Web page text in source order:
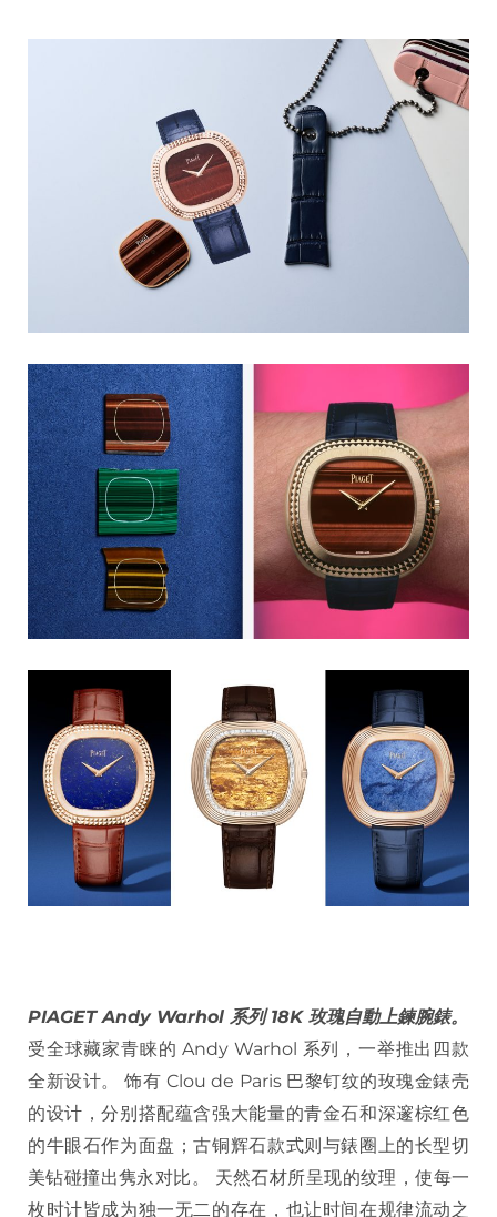
PIAGET Andy Warhol 系列 18K 玫瑰自動上鍊腕錶。
受全球藏家青睐的 Andy Warhol 系列，一举推出四款
全新设计。 饰有 Clou de Paris 巴黎钉纹的玫瑰金錶壳
的设计，分别搭配蕴含强大能量的青金石和深邃棕红色
的牛眼石作为面盘；古铜辉石款式则与錶圈上的长型切
美钻碰撞出隽永对比。 天然石材所呈现的纹理，使每一
枚时计皆成为独一无二的存在，也让时间在规律流动之